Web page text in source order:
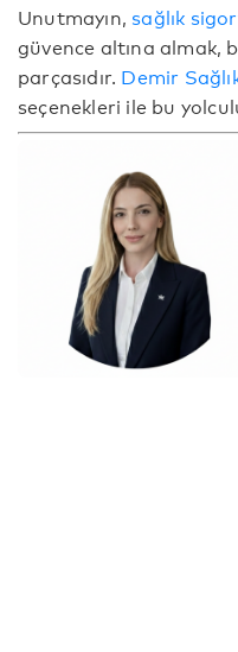
Unutmayın, sağlık
güvence altına almak,
parçasıdır. Demir
seçenekleri ile bu